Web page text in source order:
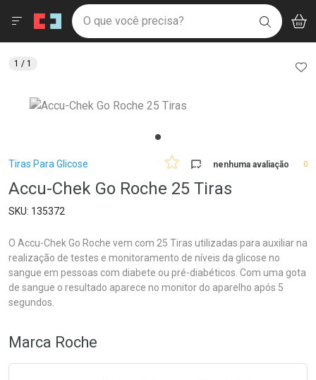
Drogaria São Paulo
Ir direto para a home
pela página
Ir direto para o conteúdo
Ir direto para a busca
Ir direto para a conta
Ir direto para a notificações
Ir direto para o carrinho
Faça a sua busca
O que você precisa? BUSCAR
Menu
Breadcrumb
Tiras Para Glicose nenhuma avaliação 0
Accu-Chek Go Roche 25 Tiras
135372
O Accu-Chek Go Roche vem com 25 Tiras utilizadas para auxiliar na
realização de testes e monitoramento de níveis da glicose no
sangue em pessoas com diabete ou pré-diabéticos. Com uma gota
de sangue o resultado aparece no monitor do aparelho após 5
segundos.
1 / 1
Marca Roche